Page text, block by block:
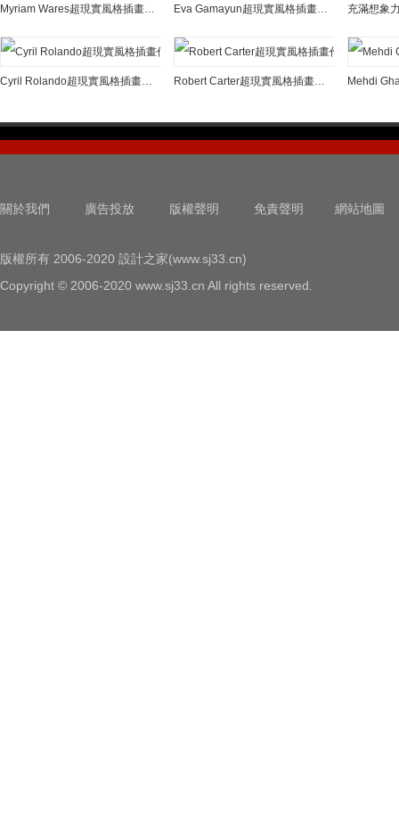
Myriam Wares超現實風格插畫作品 Eva Gamayun超現實風格插畫作品
Cyril Rolando超現實風格插畫作品 Robert Carter超現實風格插畫作品欣賞
關於我們 廣告投放 版權聲明 免責聲明 網站地圖
版權所有 2006-2020 設計之家(www.sj33.cn)
Copyright © 2006-2020 www.sj33.cn All rights reserved.